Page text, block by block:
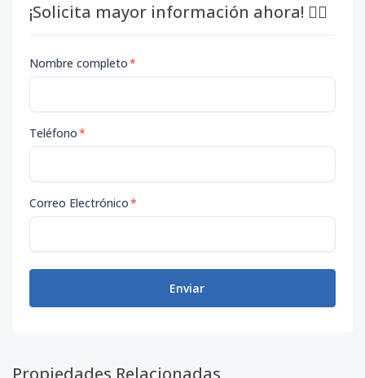
¡Solicita mayor información ahora! 👇🏽
Nombre completo*
Teléfono*
Correo Electrónico*
Enviar
Propiedades Relacionadas